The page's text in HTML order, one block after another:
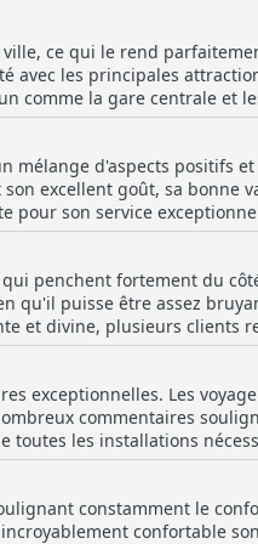
ce qui le rend
avec les principales
comme la gare centrale et
un accès facile aux
son attrait. L'emplacement
à des événements
un séjour mémorable en
mélange d'aspects positifs
excellent goût, sa bonne
pour son service
récurrente, de nombreux
service et les temps
de certains articles
du service et la valeur
penchent fortement du
qu'il puisse être assez
et divine, plusieurs clients
restaurant est souvent
une nourriture froide ou
truffe au goût excellent et
en particulier
que le restaurant
trouvé les options de
exceptionnelles. Les
commentaires
les installations
présentés et
bonne taille et les douches
de luxe élégant.
constamment le
confortable